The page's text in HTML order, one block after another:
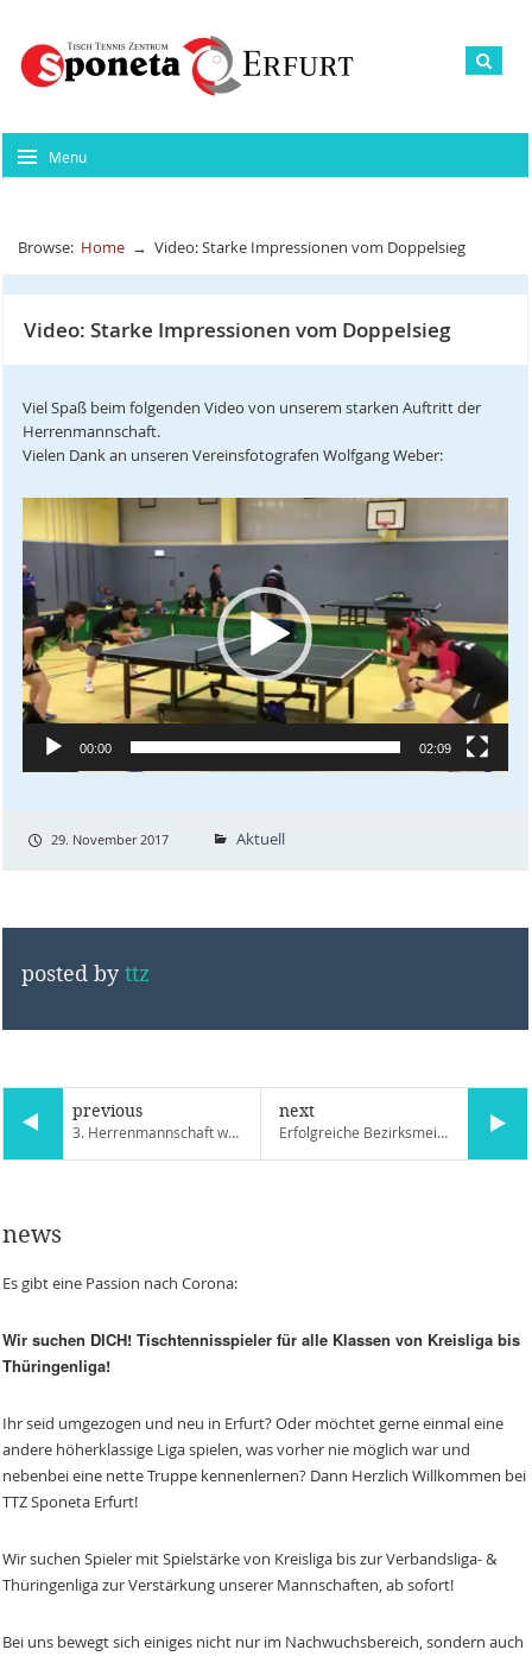
Menu
Browse: Home → Video: Starke Impressionen vom Doppelsieg
Video: Starke Impressionen vom Doppelsieg
Viel Spaß beim folgenden Video von unserem starken Auftritt der
Herrenmannschaft.
Vielen Dank an unseren Vereinsfotografen Wolfgang Weber:
Video-
Player
00:00 02:09
29. November 2017 Aktuell
posted byttz
previous
3. Herrenmannschaft weiter auf Erfolgskurs
next
Erfolgreiche Bezirksmeisterschaften für Sponeta–Nachwuchs
news
Es gibt eine Passion nach Corona:
Wir suchen DICH! Tischtennisspieler für alle Klassen von Kreisliga bis
Thüringenliga!
Ihr seid umgezogen und neu in Erfurt? Oder möchtet gerne einmal eine
andere höherklassige Liga spielen, was vorher nie möglich war und
nebenbei eine nette Truppe kennenlernen? Dann Herzlich Willkommen bei
TTZ Sponeta Erfurt!
Wir suchen Spieler mit Spielstärke von Kreisliga bis zur Verbandsliga- &
Thüringenliga zur Verstärkung unserer Mannschaften, ab sofort!
Bei uns bewegt sich einiges nicht nur im Nachwuchsbereich, sondern auch